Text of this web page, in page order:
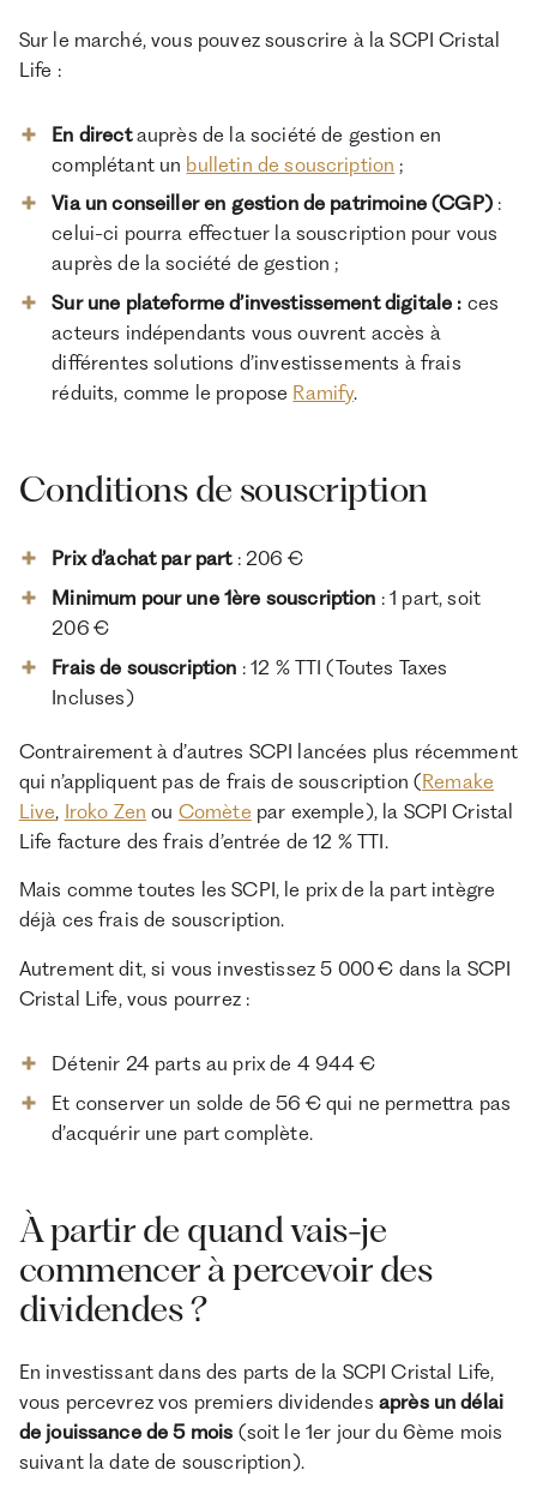
Sur le marché, vous pouvez souscrire à la SCPI Cristal
Life :
En directauprès de la société de gestion en
complétant un bulletin de souscription ;
Via un conseiller en gestion de patrimoine (CGP):
celui-ci pourra effectuer la souscription pour vous
auprès de la société de gestion ;
Sur une plateforme d’investissement digitale : ces
acteurs indépendants vous ouvrent accès à
différentes solutions d’investissements à frais
réduits, comme le propose Ramify.
Conditions de souscription
Prix d’achat par part : 206 €
Minimum pour une 1ère souscription : 1 part, soit
206 €
Frais de souscription : 12 % TTI (Toutes Taxes
Incluses)
Contrairement à d’autres SCPI lancées plus récemment
qui n’appliquent pas de frais de souscription (Remake
Live, Iroko Zen ou Comète par exemple), la SCPI Cristal
Life facture des frais d’entrée de 12 % TTI.
Mais comme toutes les SCPI, le prix de la part intègre
déjà ces frais de souscription.
Autrement dit, si vous investissez 5 000 € dans la SCPI
Cristal Life, vous pourrez :
Détenir 24 parts au prix de 4 944 €
Et conserver un solde de 56 € qui ne permettra pas
d’acquérir une part complète.
À partir de quand vais-je
commencer à percevoir des
dividendes ?
En investissant dans des parts de la SCPI Cristal Life,
vous percevrez vos premiers dividendes après un délai
de jouissance de 5 mois (soit le 1er jour du 6ème mois
suivant la date de souscription).